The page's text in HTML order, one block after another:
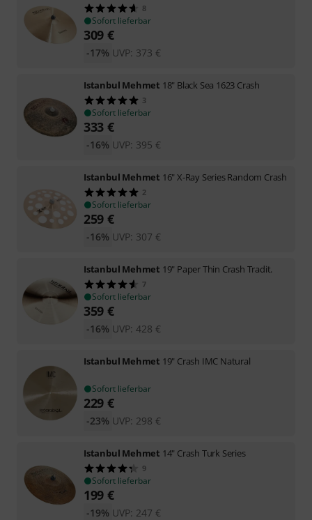
8
Sofort lieferbar
309 €
UVP: 373 €
-17%
Istanbul Mehmet 18" Black Sea 1623 Crash
3
Sofort lieferbar
333 €
UVP: 395 €
-16%
Istanbul Mehmet 16" X-Ray Series Random Crash
2
Sofort lieferbar
259 €
UVP: 307 €
-16%
Istanbul Mehmet 19" Paper Thin Crash Tradit.
7
Sofort lieferbar
359 €
UVP: 428 €
-16%
Istanbul Mehmet 19" Crash IMC Natural
Sofort lieferbar
229 €
UVP: 298 €
-23%
Istanbul Mehmet 14" Crash Turk Series
9
Sofort lieferbar
199 €
UVP: 247 €
-19%